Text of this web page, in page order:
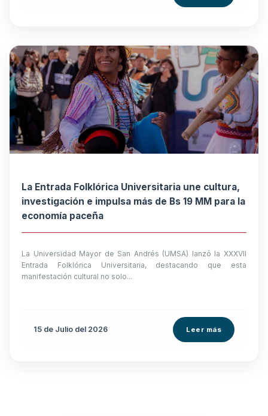
La Entrada Folklórica Universitaria une cultura,
investigación e impulsa más de Bs 19 MM para la
economía paceña
La Universidad Mayor de San Andrés (UMSA) lanzó la XXXVII
Entrada Folklórica Universitaria, destacando que esta
manifestación cultural no solo...
15 de Julio del 2026 Leer más